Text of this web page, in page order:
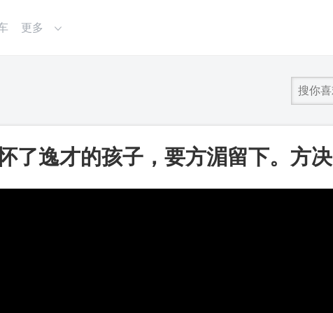
更多
了逸才的孩子，要方湄留下。方决
她和刘一起离开了这个家_第一视